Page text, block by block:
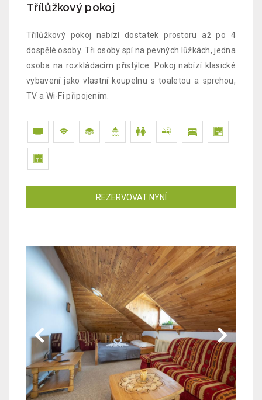
Třílůžkový pokoj
Třílůžkový pokoj nabízí dostatek prostoru až po 4
dospělé osoby. Tři osoby spí na pevných lůžkách, jedna
osoba na rozkládacím přistýlce. Pokoj nabízí klasické
vybavení jako vlastní koupelnu s toaletou a sprchou,
TV a Wi-Fi připojením.
REZERVOVAT NYNÍ